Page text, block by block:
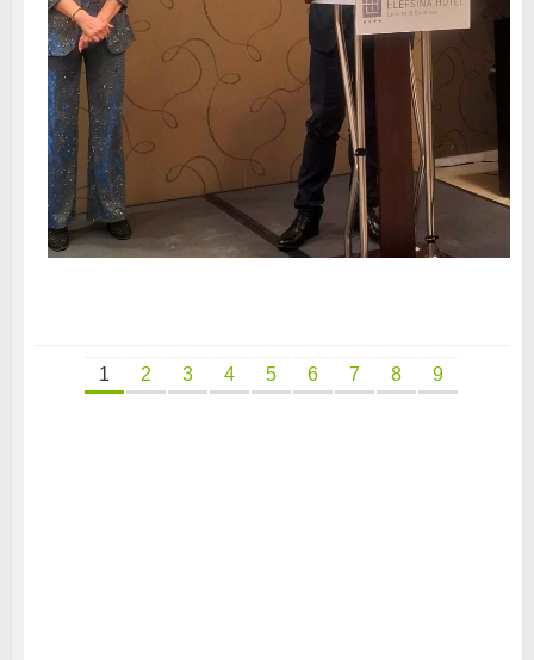
1 2 3 4 5 6 7 8 9